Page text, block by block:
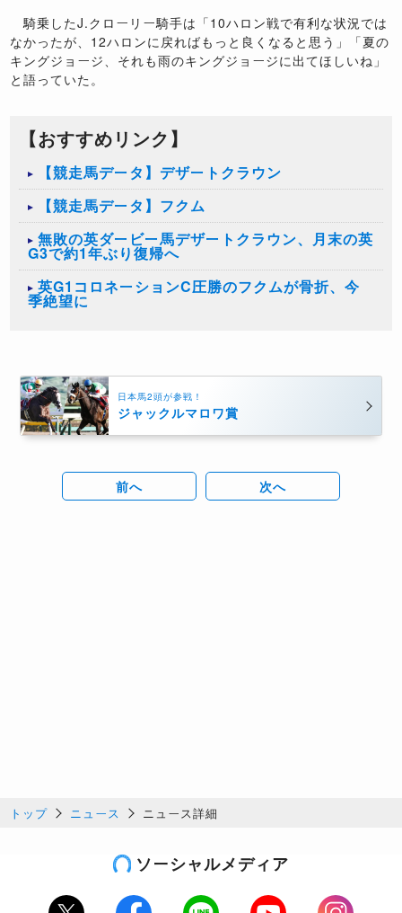
騎乗したJ.クローリー騎手は「10ハロン戦で有利な状況では
なかったが、12ハロンに戻ればもっと良くなると思う」「夏の
キングジョージ、それも雨のキングジョージに出てほしいね」
と語っていた。
【おすすめリンク】
【競走馬データ】デザートクラウン
【競走馬データ】フクム
無敗の英ダービー馬デザートクラウン、月末の英
G3で約1年ぶり復帰へ
英G1コロネーションC圧勝のフクムが骨折、今
季絶望に
日本馬2頭が参戦！
ジャックルマロワ賞
前へ 次へ
トップ ニュース ニュース詳細
ソーシャルメディア